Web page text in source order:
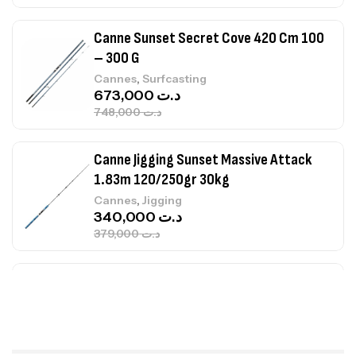
Canne Sunset Secret Cove 420 Cm 100
– 300 G
Cannes, Surfcasting
د.ت748,000
د.ت
Canne Jigging Sunset Massive Attack
1.83m 120/250gr 30kg
Cannes,Jigging
د.ت379,000
د.ت